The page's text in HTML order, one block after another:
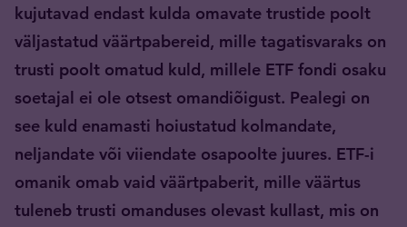
kujutavad endast kulda omavate trustide poolt
väljastatud väärtpabereid, mille tagatisvaraks on
trusti poolt omatud kuld, millele ETF fondi osaku
soetajal ei ole otsest omandiõigust. Pealegi on
see kuld enamasti hoiustatud kolmandate,
neljandate või viiendate osapoolte juures. ETF-i
omanik omab vaid väärtpaberit, mille väärtus
tuleneb trusti omanduses olevast kullast, mis on